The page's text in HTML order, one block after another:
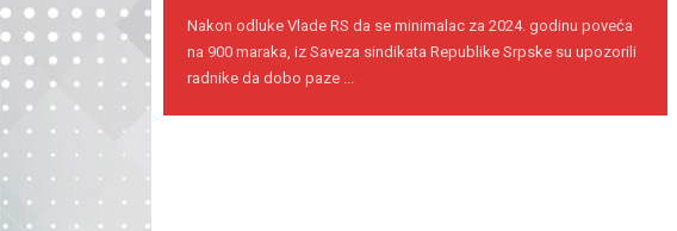
Nakon odluke Vlade RS da se minimalac za 2024. godinu poveća
na 900 maraka, iz Saveza sindikata Republike Srpske su upozorili
radnike da dobo paze ...